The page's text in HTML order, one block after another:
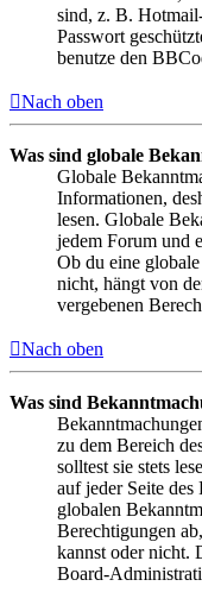
sind, z. B.
Passwort
benutze den
Nach oben
Was sind globale
Globale
Informationen,
lesen. Globale
jedem Forum und
Ob du eine
nicht, hängt von
vergebenen
Nach oben
Was sind
zu dem Bereich
solltest sie stets
auf jeder Seite
globalen
Berechtigungen
kannst oder nicht.
Board-